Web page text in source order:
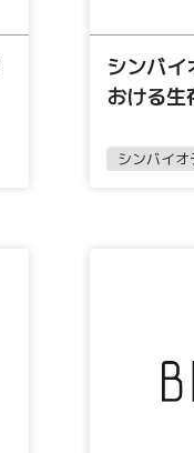
シンバ
おける生
シンバイオ